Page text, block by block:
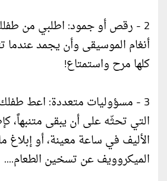
2 - رقص أو جمود: اطلبي من
أنغام الموسيقى وأن يجمد عندما
كلها مرح واستمتاع!
3 - مسؤوليات متعددة: اعط
التي تحثّه على أن يبقى متنبهاً،
الأليف في ساعة معينة، أو إبلاغ
الميكروويف عن تسخين الطعام....